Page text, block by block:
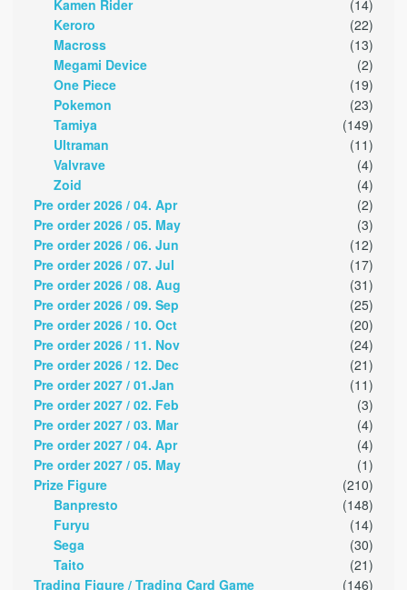
Kamen Rider
(14)
Keroro
(22)
Macross
(13)
Megami Device
(2)
One Piece
(19)
Pokemon
(23)
Tamiya
(149)
Ultraman
(11)
Valvrave
(4)
Zoid
(4)
Pre order 2026 / 04. Apr
(2)
Pre order 2026 / 05. May
(3)
Pre order 2026 / 06. Jun
(12)
Pre order 2026 / 07. Jul
(17)
Pre order 2026 / 08. Aug
(31)
Pre order 2026 / 09. Sep
(25)
Pre order 2026 / 10. Oct
(20)
Pre order 2026 / 11. Nov
(24)
Pre order 2026 / 12. Dec
(21)
Pre order 2027 / 01.Jan
(11)
Pre order 2027 / 02. Feb
(3)
Pre order 2027 / 03. Mar
(4)
Pre order 2027 / 04. Apr
(4)
Pre order 2027 / 05. May
(1)
Prize Figure
(210)
Banpresto
(148)
Furyu
(14)
Sega
(30)
Taito
(21)
Trading Figure / Trading Card Game
(146)